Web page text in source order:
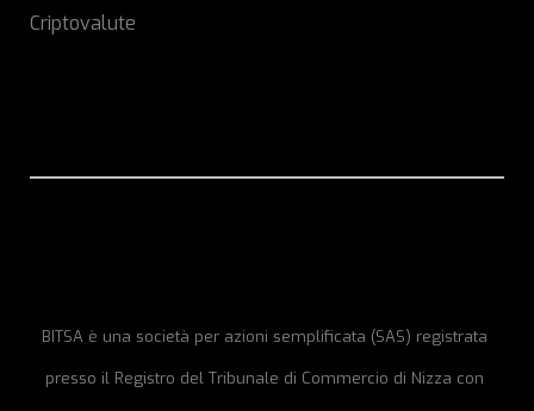
Criptovalute
BITSA è una società per azioni semplificata (SAS) registrata
presso il Registro del Tribunale di Commercio di Nizza con